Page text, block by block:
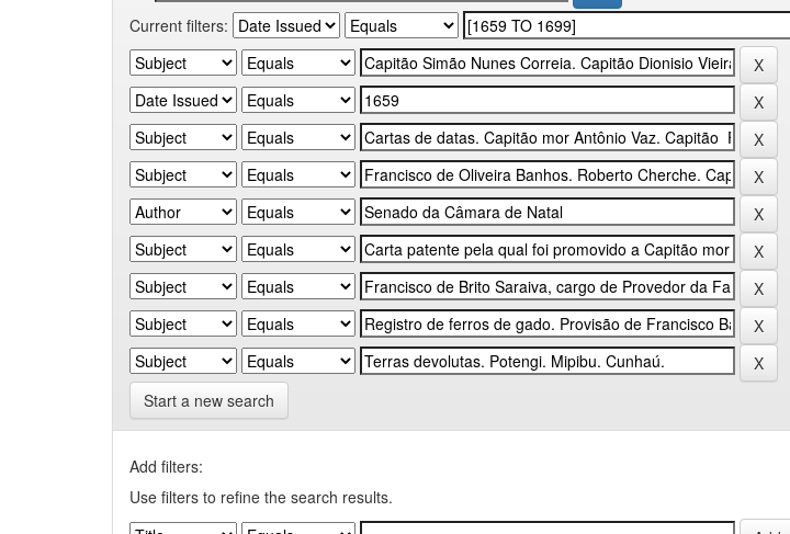
Current filters:
Start a new search
Add filters:
Use filters to refine the search results.